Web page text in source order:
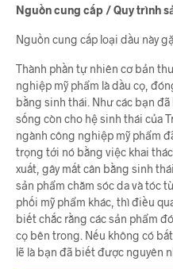
Nguồn cung cấp / Quy trình
Nguồn cung cấp loại dầu này
Thành phần tự nhiên cơ bản
nghiệp mỹ phẩm là dầu cọ,
bằng sinh thái. Như các bạn
sống còn cho hệ sinh thái của
ngành công nghiệp mỹ phẩm
trọng tới nó bằng việc khai
xuất, gây mất cân bằng sinh
sản phẩm chăm sóc da và tóc
phối mỹ phẩm khác, thì điều
biết chắc rằng các sản phẩm
cọ bên trong. Nếu không có
lẽ là bạn đã biết được nguyên